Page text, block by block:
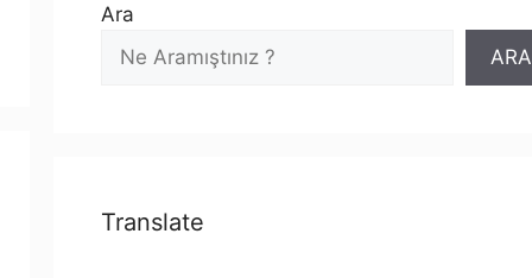
Ara
ARA
Translate